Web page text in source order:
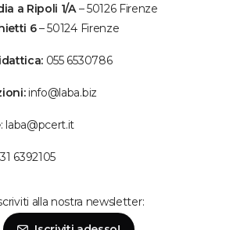
a Ripoli 1/A – 50126 Firenze
6 – 50124 Firenze
055 6530786
info@laba.biz
: laba@pcert.it
6392105
alla nostra newsletter:
bisogno, chiamaci!